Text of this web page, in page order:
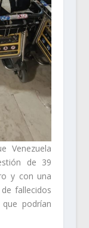
Venezuela
de 39
y con una
fallecidos
podrían